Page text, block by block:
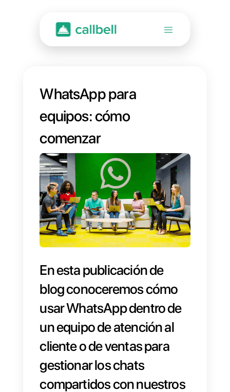
WhatsApp para
equipos: cómo
comenzar
En esta publicación de
blog conoceremos cómo
usar WhatsApp dentro de